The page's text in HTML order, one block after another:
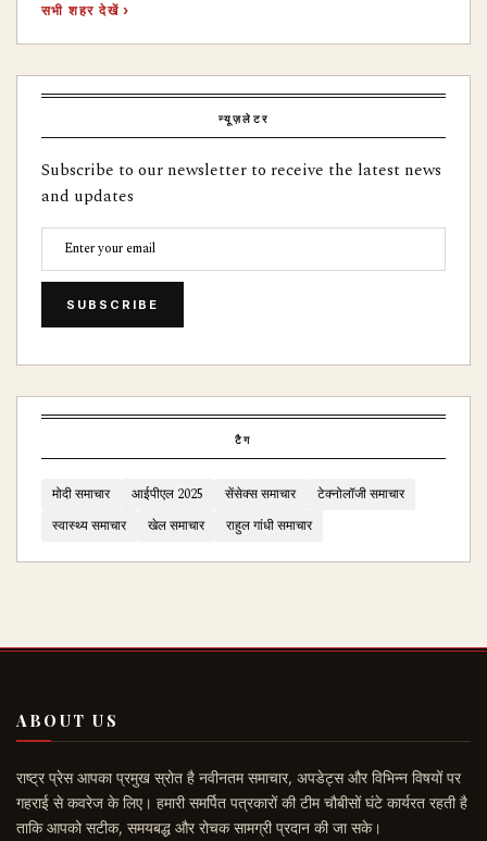
सभी शहर देखें ›
न्यूज़लेटर
Subscribe to our newsletter to receive the latest news
and updates
SUBSCRIBE
टैग
मोदी समाचार आईपीएल 2025 सेंसेक्स समाचार
टेक्नोलॉजी समाचार
स्वास्थ्य समाचार
खेल समाचार राहुल गांधी समाचार
ABOUT US
राष्ट्र प्रेस आपका प्रमुख स्रोत है नवीनतम समाचार, अपडेट्स और विभिन्न विषयों पर
गहराई से कवरेज के लिए। हमारी समर्पित पत्रकारों की टीम चौबीसों घंटे कार्यरत रहती है
ताकि आपको सटीक, समयबद्ध और रोचक सामग्री प्रदान की जा सके।